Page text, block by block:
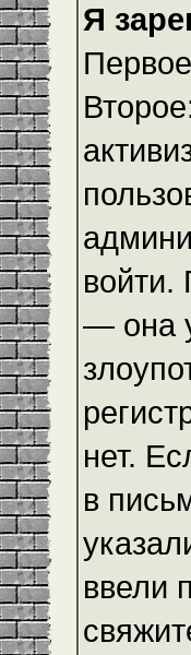
Я
войти.
— она
нет.
в
ввели